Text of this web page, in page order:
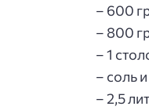
– 600
– 800
– 1
– соль
– 2,5